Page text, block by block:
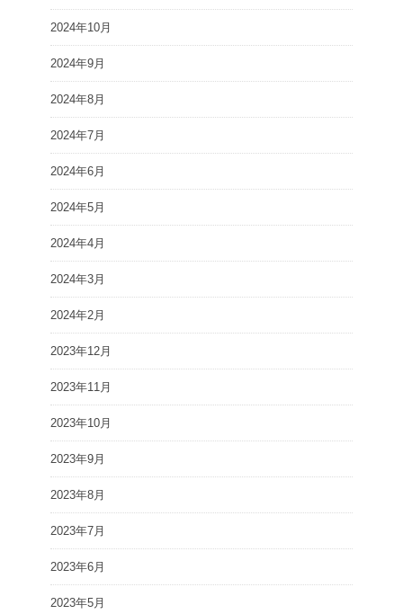
2024年10月
2024年9月
2024年8月
2024年7月
2024年6月
2024年5月
2024年4月
2024年3月
2024年2月
2023年12月
2023年11月
2023年10月
2023年9月
2023年8月
2023年7月
2023年6月
2023年5月